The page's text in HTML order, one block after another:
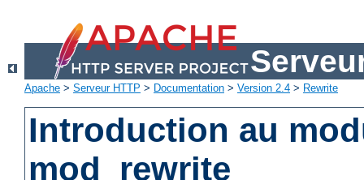
Apache > Serveur HTTP > Documentation > Version 2.4 > Rewrite
Introduction au
mod_rewrite